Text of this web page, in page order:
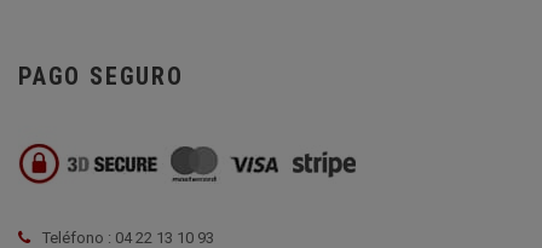
PAGO SEGURO
Teléfono : 04 22 13 10 93